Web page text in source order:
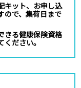
キット、お申し込
ので、集荷日まで
きる健康保険資格
ださい。